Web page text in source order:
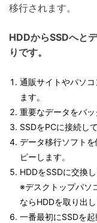
移行されます。
HDDからSSDへと
りです。
通販サイトやパソ
ます。
重要なデータをバッ
SSDをPCに接続し
データ移行ソフト
ピーします。
HDDをSSDに交換し
※デスクトップパソ
ならHDDを取り出
一番最初にSSDを起